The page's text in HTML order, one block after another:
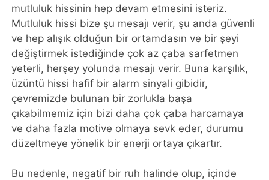
mutluluk hissinin hep devam etmesini isteriz.
Mutluluk hissi bize şu mesajı verir, şu anda güvenli
ve hep alışık olduğun bir ortamdasın ve bir şeyi
değiştirmek istediğinde çok az çaba sarfetmen
yeterli, herşey yolunda mesajı verir. Buna karşılık,
üzüntü hissi hafif bir alarm sinyali gibidir,
çevremizde bulunan bir zorlukla başa
çıkabilmemiz için bizi daha çok çaba harcamaya
ve daha fazla motive olmaya sevk eder, durumu
düzeltmeye yönelik bir enerji ortaya çıkartır.
Bu nedenle, negatif bir ruh halinde olup, içinde